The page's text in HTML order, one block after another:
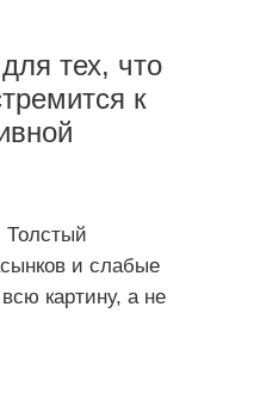
тех, что
к
Толстый
и слабые
картину, а не